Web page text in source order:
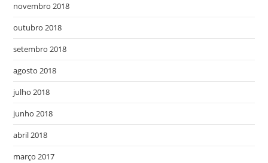
novembro 2018
outubro 2018
setembro 2018
agosto 2018
julho 2018
junho 2018
abril 2018
março 2017